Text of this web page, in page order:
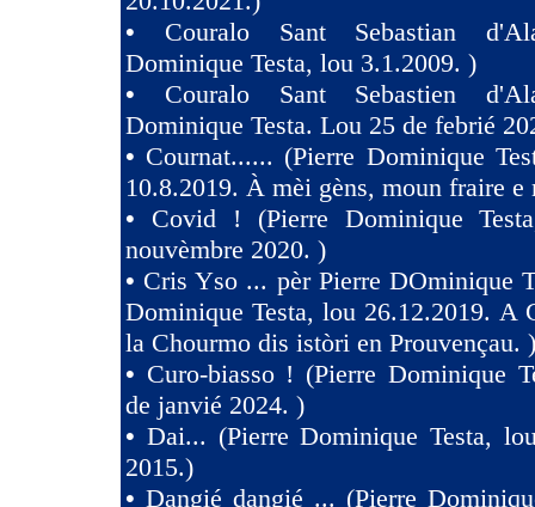
• Couralo Sant Sebastian
Dominique Testa, lou 3.1.2009. )
• Couralo Sant Sebastien
Dominique Testa. Lou 25 de febrié
• Cournat...... (Pierre Dominique
10.8.2019. À mèi gèns, moun fraire e
• Covid ! (Pierre Dominique
nouvèmbre 2020. )
• Cris Yso ... pèr Pierre DOminique
Dominique Testa, lou 26.12.2019. A
la Chourmo dis istòri en Prouvençau. )
• Curo-biasso ! (Pierre Dominique
de janvié 2024. )
• Dai... (Pierre Dominique Testa,
2015.)
• Dangié dangié ... (Pierre